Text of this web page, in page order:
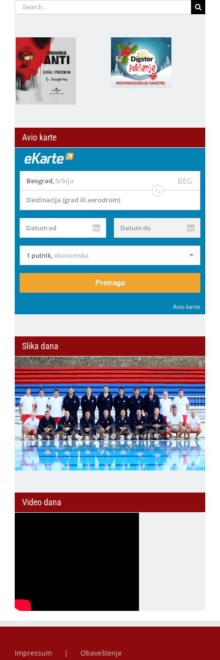
Search
for:
Avio karte
Beograd, Srbija BEG
Destinacija (grad ili aerodrom)
Datum od Datum do
1 putnik,ekonomska
Pretraga
Avio karte
Slika dana
Video dana
Impressum Obaveštenje